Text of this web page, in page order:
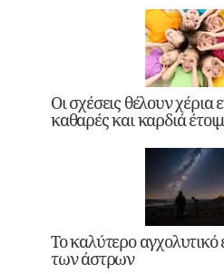
Οι σχέσεις θέλουν χέρια
καθαρές και καρδιά
Το καλύτερο
των άστρων